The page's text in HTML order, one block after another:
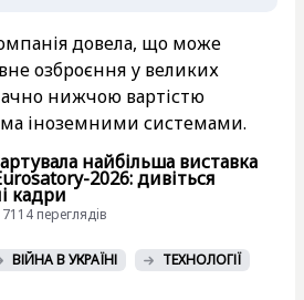
довела, що може
озброєння у великих
нижчою вартістю
іноземними системами.
найбільша виставка
2026: дивіться
кадри
переглядiв
ВІЙНА В УКРАЇНІ ТЕХНОЛОГІЇ